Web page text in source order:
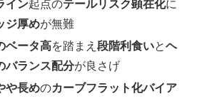
イン起点のテールリスク顕在化に
ジ厚めが無難
ベータ高を踏まえ段階利食いとヘ
バランス配分が良さげ
や長めのカーブフラット化バイア